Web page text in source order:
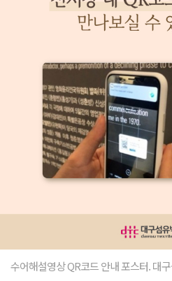
수어해설영상 QR코드 안내 포스터. 대